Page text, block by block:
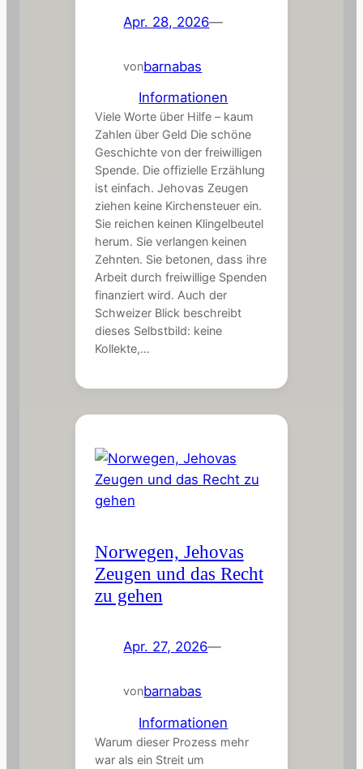
Apr. 28, 2026—
vonbarnabas
Informationen
Viele Worte über Hilfe – kaum
Zahlen über Geld Die schöne
Geschichte von der freiwilligen
Spende. Die offizielle Erzählung
ist einfach. Jehovas Zeugen
ziehen keine Kirchensteuer ein.
Sie reichen keinen Klingelbeutel
herum. Sie verlangen keinen
Zehnten. Sie betonen, dass ihre
Arbeit durch freiwillige Spenden
finanziert wird. Auch der
Schweizer Blick beschreibt
dieses Selbstbild: keine
Kollekte,…
Norwegen, Jehovas
Zeugen und das Recht
zu gehen
Apr. 27, 2026—
vonbarnabas
Informationen
Warum dieser Prozess mehr
war als ein Streit um